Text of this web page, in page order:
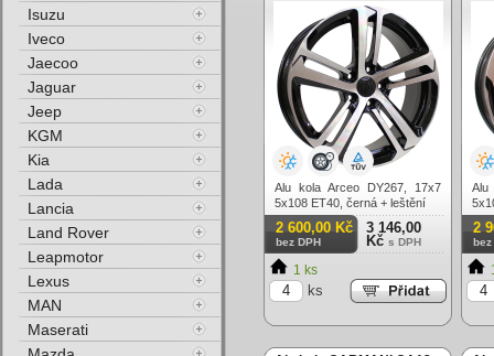
Alu kola Arceo DY267, 17x7
5x108 ET40, černá + leštění
2 600,00 Kč
bez DPH
3 146,00
Kč s DPH
1 ks
ks
Alu
2
bez
Isuzu
Iveco
Jaecoo
Jaguar
Jeep
KGM
Kia
Lada
Lancia
Land Rover
Leapmotor
Lexus
MAN
Maserati